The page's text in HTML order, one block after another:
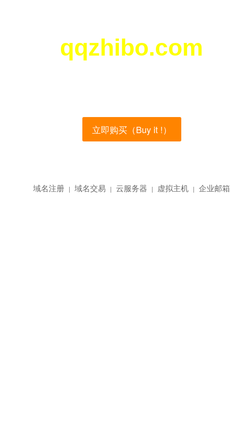
qqzhibo.com
立即购买（Buy it !）
域名注册 | 域名交易 | 云服务器 | 虚拟主机 | 企业邮箱